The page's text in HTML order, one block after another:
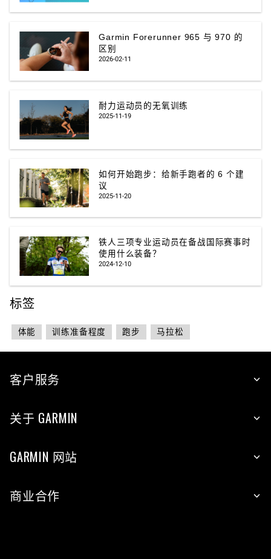
Garmin Forerunner 965 与 970 的
区别
2026-02-11
耐力运动员的无氧训练
2025-11-19
如何开始跑步：给新手跑者的 6 个建
议
2025-11-20
铁人三项专业运动员在备战国际赛事时
使用什么装备？
2024-12-10
标签
体能 训练准备程度 跑步 马拉松
客户服务
关于 GARMIN
GARMIN 网站
商业合作